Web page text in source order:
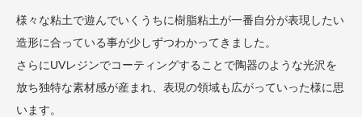
様々な粘土で遊んでいくうちに樹脂粘土が一番自分が表現したい
造形に合っている事が少しずつわかってきました。
さらにUVレジンでコーティングすることで陶器のような光沢を
放ち独特な素材感が産まれ、表現の領域も広がっていった様に思
います。